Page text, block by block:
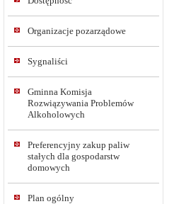
Organizacje pozarządowe
Sygnaliści
Gminna Komisja
Rozwiązywania Problemów
Alkoholowych
Preferencyjny zakup paliw
stałych dla gospodarstw
domowych
Plan ogólny